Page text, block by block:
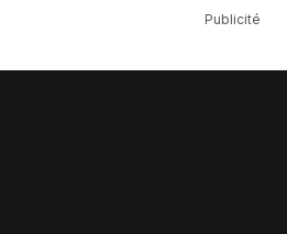
Publicité